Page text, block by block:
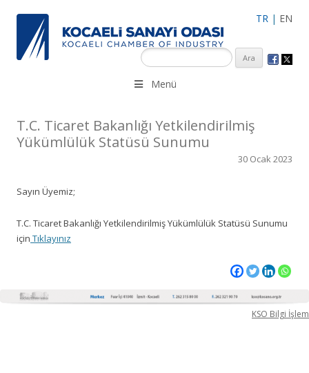
TR | EN
KSO 3500’ü aşkın sanayi kuruluşuna uzman çalışanları ile İzmit
Merkez, Çayırova, Dilovası, Gebze ve İMES OSB’deki ofisleri ile
Menü
T.C. Ticaret Bakanlığı Yetkilendirilmiş
Yükümlülük Statüsü Sunumu
30 Ocak 2023
Sayın Üyemiz;
T.C. Ticaret Bakanlığı Yetkilendirilmiş Yükümlülük Statüsü Sunumu
için Tıklayınız
KSO Bilgi İşlem